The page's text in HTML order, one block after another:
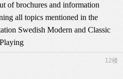
of brochures and information
all topics mentioned in the
Swedish Modern and Classic
12楼